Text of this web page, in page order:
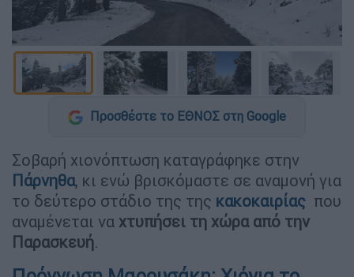
Προσθέστε το ΕΘΝΟΣ στη Google
Σοβαρή χιονόπτωση καταγράφηκε στην
Πάρνηθα, κι ενώ βρισκόμαστε σε αναμονή για
το δεύτερο στάδιο της της κακοκαιρίας που
αναμένεται να χτυπήσει τη χώρα από την
Παρασκευή.